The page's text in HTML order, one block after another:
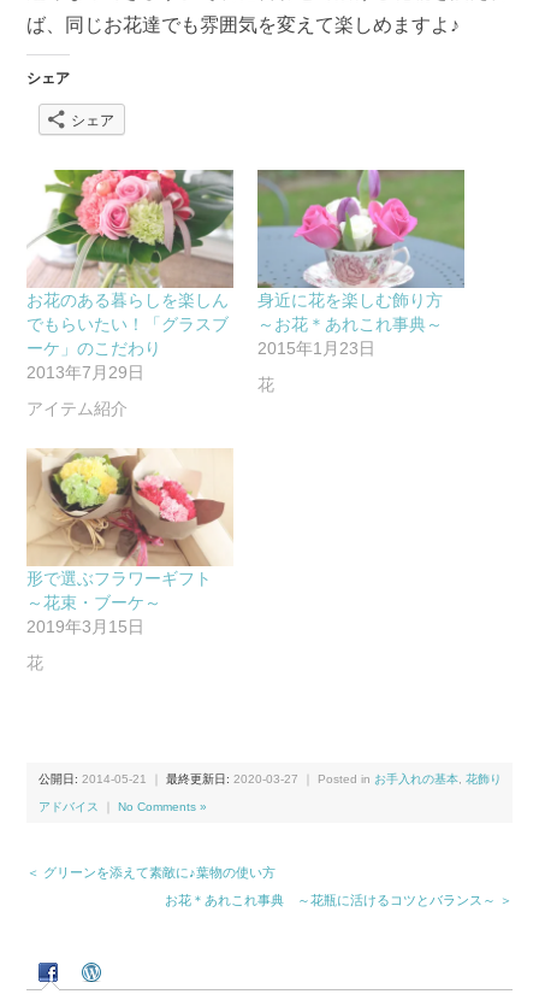
ば、同じお花達でも雰囲気を変えて楽しめますよ♪
シェア
シェア
お花のある暮らしを楽しん
でもらいたい！「グラスブ
ーケ」のこだわり
2013年7月29日
アイテム紹介
身近に花を楽しむ飾り方
～お花＊あれこれ事典～
2015年1月23日
花
形で選ぶフラワーギフト
～花束・ブーケ～
2019年3月15日
花
公開日:2014-05-21 ｜最終更新日:2020-03-27 ｜ Posted in お手入れの基本 ,花飾り
アドバイス ｜No Comments »
＜ グリーンを添えて素敵に♪葉物の使い方
お花＊あれこれ事典 ～花瓶に活けるコツとバランス～ ＞